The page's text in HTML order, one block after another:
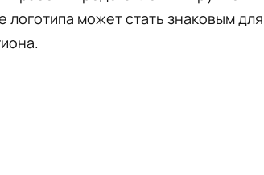
может стать знаковым